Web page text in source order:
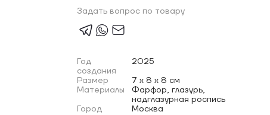
Задать вопрос по товару
Год
создания
2025
Размер
7 x 8 x 8 см
Материалы
Фарфор, глазурь,
надглазурная роспись
Город
Москва